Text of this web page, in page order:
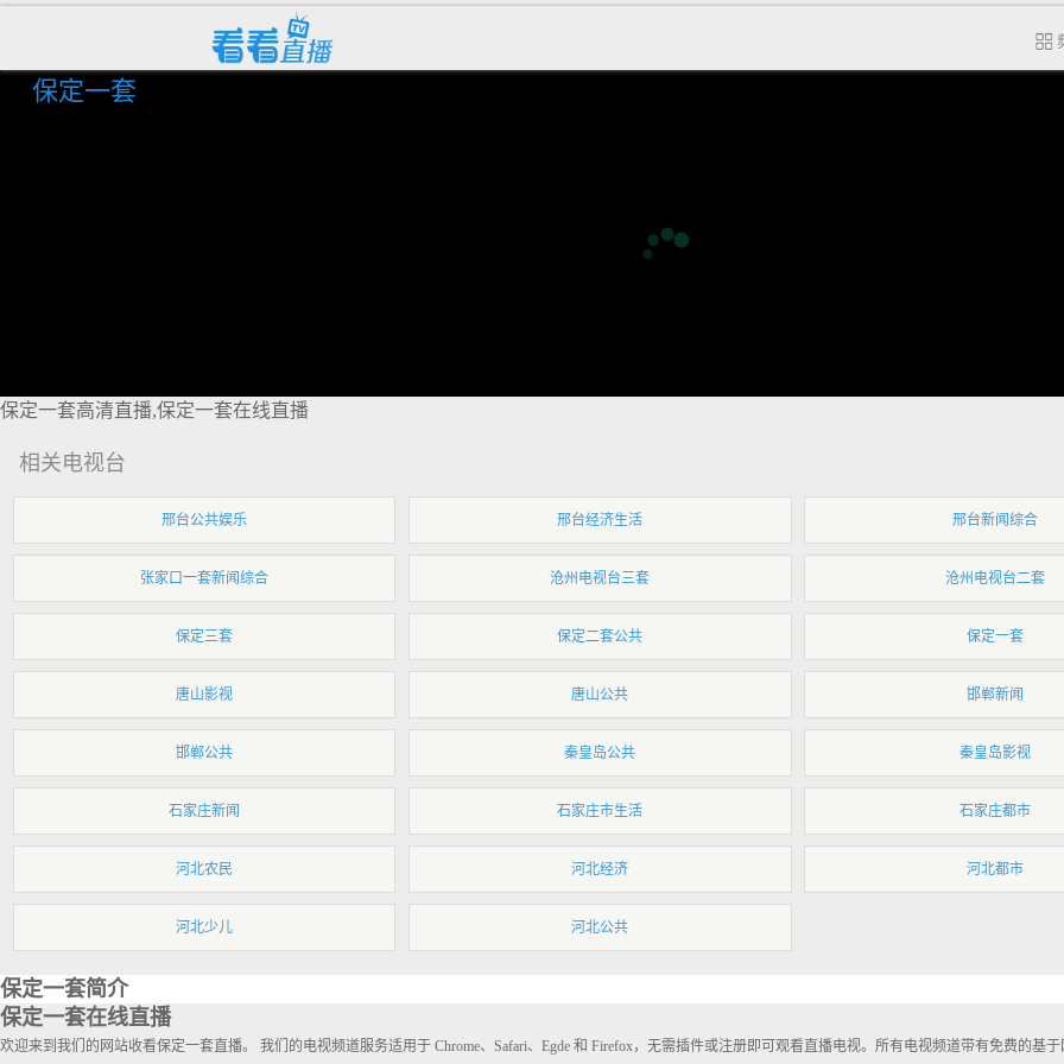
保定一套
保定一套高清直播,保定一套在线直播
相关电视台
邢台公共娱乐 邢台经济生活 邢台新闻综合
张家口一套新闻综合 沧州电视台三套 沧州电视台二套
保定三套 保定二套公共 保定一套
唐山影视 唐山公共 邯郸新闻
邯郸公共 秦皇岛公共 秦皇岛影视
石家庄新闻 石家庄市生活 石家庄都市
河北农民 河北经济 河北都市
河北少儿 河北公共
保定一套简介
保定一套在线直播
欢迎来到我们的网站收看保定一套直播。 我们的电视频道服务适用于 Chrome、Safari、Egde 和 Firefox，无需插件或注册即可观看直播电视。所有电视频道带有免费的